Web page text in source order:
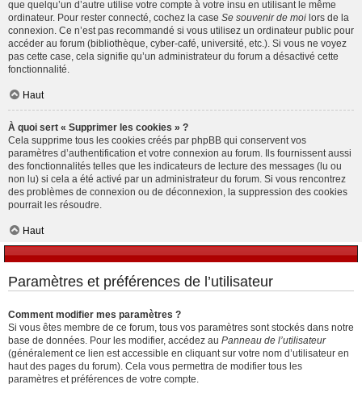
que quelqu’un d’autre utilise votre compte à votre insu en utilisant le même
ordinateur. Pour rester connecté, cochez la case Se souvenir de moi lors de la
connexion. Ce n’est pas recommandé si vous utilisez un ordinateur public pour
accéder au forum (bibliothèque, cyber-café, université, etc.). Si vous ne voyez
pas cette case, cela signifie qu’un administrateur du forum a désactivé cette
fonctionnalité.
Haut
À quoi sert « Supprimer les cookies » ?
Cela supprime tous les cookies créés par phpBB qui conservent vos
paramètres d’authentification et votre connexion au forum. Ils fournissent aussi
des fonctionnalités telles que les indicateurs de lecture des messages (lu ou
non lu) si cela a été activé par un administrateur du forum. Si vous rencontrez
des problèmes de connexion ou de déconnexion, la suppression des cookies
pourrait les résoudre.
Haut
Paramètres et préférences de l’utilisateur
Comment modifier mes paramètres ?
Si vous êtes membre de ce forum, tous vos paramètres sont stockés dans notre
base de données. Pour les modifier, accédez au Panneau de l’utilisateur
(généralement ce lien est accessible en cliquant sur votre nom d’utilisateur en
haut des pages du forum). Cela vous permettra de modifier tous les
paramètres et préférences de votre compte.